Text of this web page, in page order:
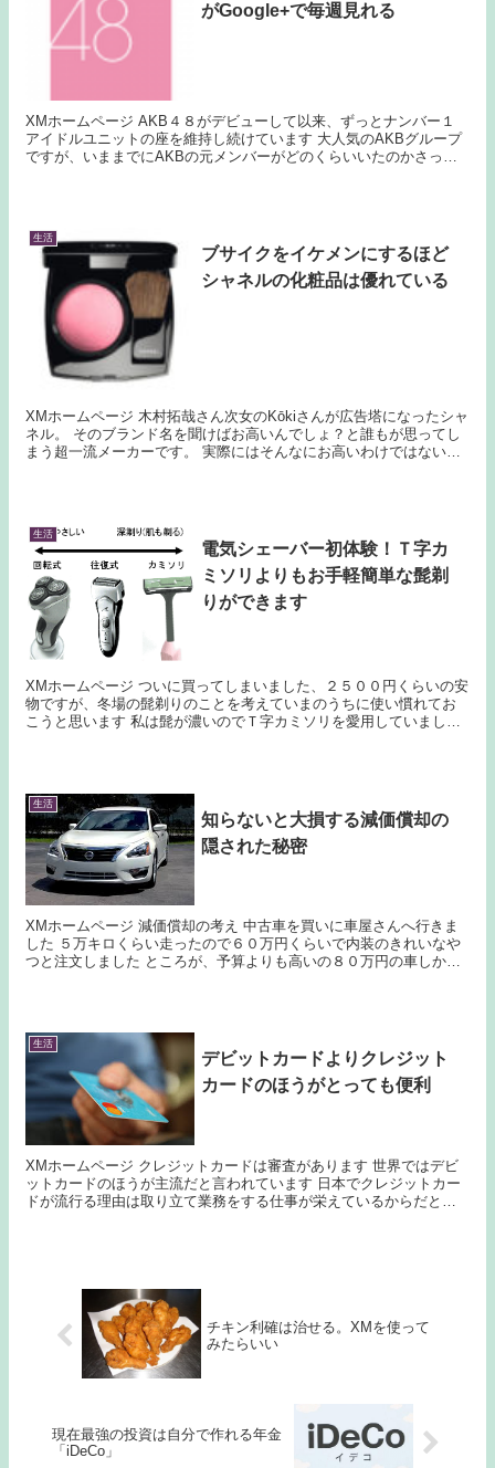
がGoogle+で毎週見れる
XMホームページ AKB４８がデビューして以来、ずっとナンバー１
アイドルユニットの座を維持し続けています 大人気のAKBグループ
ですが、いままでにAKBの元メンバーがどのくらいいたのかさっぱ
生活
ブサイクをイケメンにするほど
シャネルの化粧品は優れている
XMホームページ 木村拓哉さん次女のKōkiさんが広告塔になったシャ
ネル。 そのブランド名を聞けばお高いんでしょ？と誰もが思ってし
まう超一流メーカーです。 実際にはそんなにお高いわけではないの
生活
電気シェーバー初体験！Ｔ字カ
ミソリよりもお手軽簡単な髭剃
りができます
XMホームページ ついに買ってしまいました、２５００円くらいの安
物ですが、冬場の髭剃りのことを考えていまのうちに使い慣れてお
こうと思います 私は髭が濃いのでＴ字カミソリを愛用していました
生活
知らないと大損する減価償却の
隠された秘密
XMホームページ 減価償却の考え 中古車を買いに車屋さんへ行きま
した ５万キロくらい走ったので６０万円くらいで内装のきれいなや
つと注文しました ところが、予算よりも高いの８０万円の車しか手
生活
デビットカードよりクレジット
カードのほうがとっても便利
XMホームページ クレジットカードは審査があります 世界ではデビ
ットカードのほうが主流だと言われています 日本でクレジットカー
ドが流行る理由は取り立て業務をする仕事が栄えているからだと思
チキン利確は治せる。XMを使って
みたらいい
現在最強の投資は自分で作れる年金
「iDeCo」